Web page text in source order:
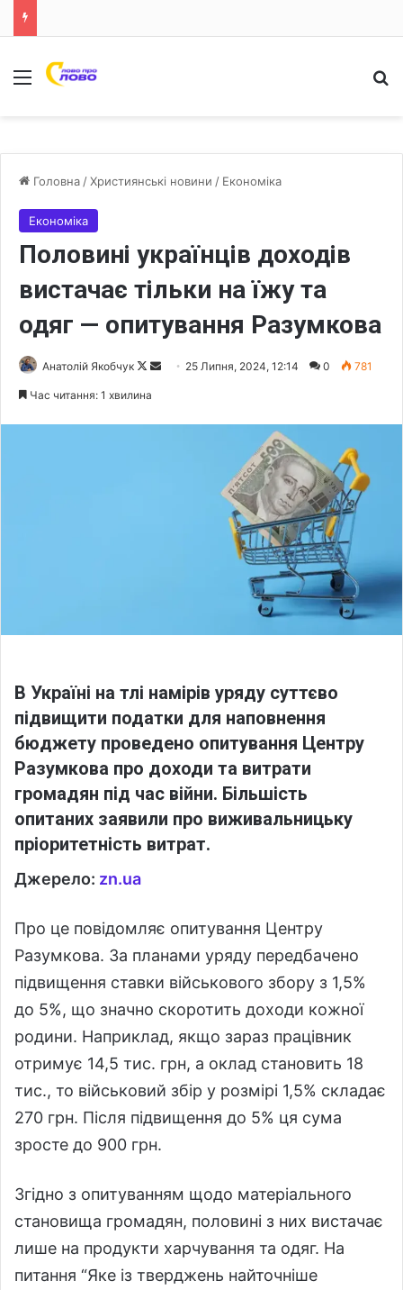
Меню
Головна /Християнські новини / Економіка
Економіка
Половині українців доходів
вистачає тільки на їжу та
одяг — опитування Разумкова
Анатолій Якобчук
F
25 Липня, 2024, 12:14 0 781
Час читання: 1 хвилина
В Україні на тлі намірів уряду суттєво
підвищити податки для наповнення
бюджету проведено опитування Центру
Разумкова про доходи та витрати
громадян під час війни. Більшість
опитаних заявили про виживальницьку
пріоритетність витрат.
Джерело: zn.ua
Про це повідомляє опитування Центру
Разумкова. За планами уряду передбачено
підвищення ставки військового збору з 1,5%
до 5%, що значно скоротить доходи кожної
родини. Наприклад, якщо зараз працівник
отримує 14,5 тис. грн, а оклад становить 18
тис., то військовий збір у розмірі 1,5% складає
270 грн. Після підвищення до 5% ця сума
зросте до 900 грн.
Згідно з опитуванням щодо матеріального
становища громадян, половині з них вистачає
лише на продукти харчування та одяг. На
питання “Яке із тверджень найточніше